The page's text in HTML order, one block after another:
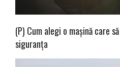
(P) Cum alegi o mașină care
siguranța